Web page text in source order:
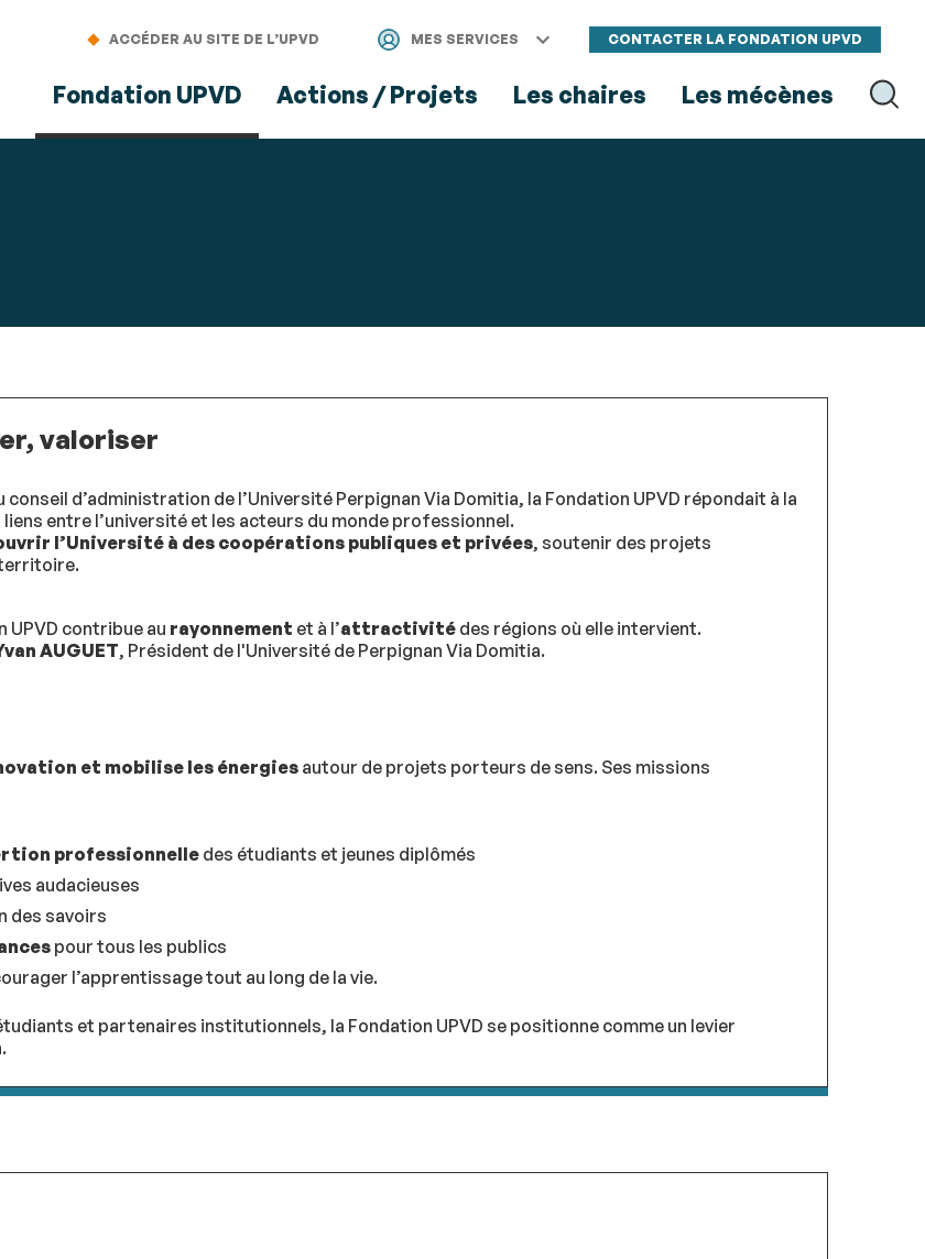
au
directs
ACCÉDER AU SITE DE L’UPVD MES SERVICES CONTACTER LA FONDATION UPVD
Fondation UPVD Actions / Projets Les chaires Les mécènes
valoriser
conseil d’administration de l’Université Perpignan Via Domitia, la Fondation UPVD répondait à la
entre l’université et les acteurs du monde professionnel.
l’Université à des coopérations publiques et privées, soutenir des projets
UPVD contribue au rayonnement et à l’attractivité des régions où elle intervient.
AUGUET, Président de l'Université de Perpignan Via Domitia.
et mobilise les énergiesautour de projets porteurs de sens. Ses missions
professionnelledes étudiants et jeunes diplômés
audacieuses
des savoirs
pour tous les publics
l’apprentissage tout au long de la vie.
et partenaires institutionnels, la Fondation UPVD se positionne comme un levier
.